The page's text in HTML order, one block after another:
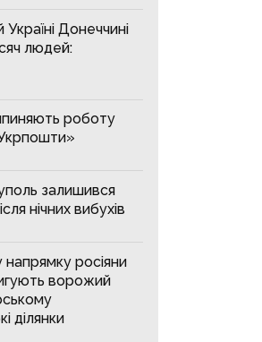
Донеччині
людей:
роботу
залишився
нічних вибухів
росіяни
ворожий
ділянки